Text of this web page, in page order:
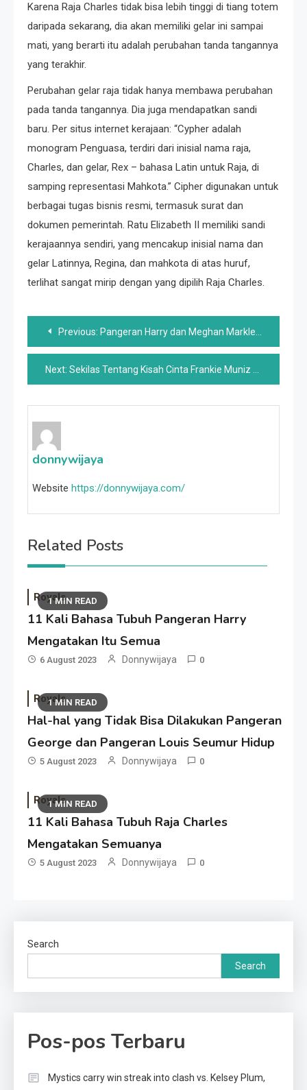
Karena Raja Charles tidak bisa lebih tinggi di tiang totem
daripada sekarang, dia akan memiliki gelar ini sampai
mati, yang berarti itu adalah perubahan tanda tangannya
yang terakhir.
Perubahan gelar raja tidak hanya membawa perubahan
pada tanda tangannya. Dia juga mendapatkan sandi
baru. Per situs internet kerajaan: “Cypher adalah
monogram Penguasa, terdiri dari inisial nama raja,
Charles, dan gelar, Rex – bahasa Latin untuk Raja, di
samping representasi Mahkota.” Cipher digunakan untuk
berbagai tugas bisnis resmi, termasuk surat dan
dokumen pemerintah. Ratu Elizabeth II memiliki sandi
kerajaannya sendiri, yang mencakup inisial nama dan
gelar Latinnya, Regina, dan mahkota di atas huruf,
terlihat sangat mirip dengan yang dipilih Raja Charles.
Post
navigation
Previous: Pangeran Harry dan Meghan Markle Menolak Merek Dagang Arketipe Di Put up-Spotify Kesal Terbaru
Next: Sekilas Tentang Kisah Cinta Frankie Muniz dan Paige Worth
donnywijaya
Website https://donnywijaya.com/
Related Posts
1 MIN READ
Royals
11 Kali Bahasa Tubuh Pangeran Harry
Mengatakan Itu Semua
6 August 2023 Donnywijaya 0
1 MIN READ
Royals
Hal-hal yang Tidak Bisa Dilakukan Pangeran
George dan Pangeran Louis Seumur Hidup
5 August 2023 Donnywijaya 0
1 MIN READ
Royals
11 Kali Bahasa Tubuh Raja Charles
Mengatakan Semuanya
5 August 2023 Donnywijaya 0
Search
Search
Pos-pos Terbaru
Mystics carry win streak into clash vs. Kelsey Plum,